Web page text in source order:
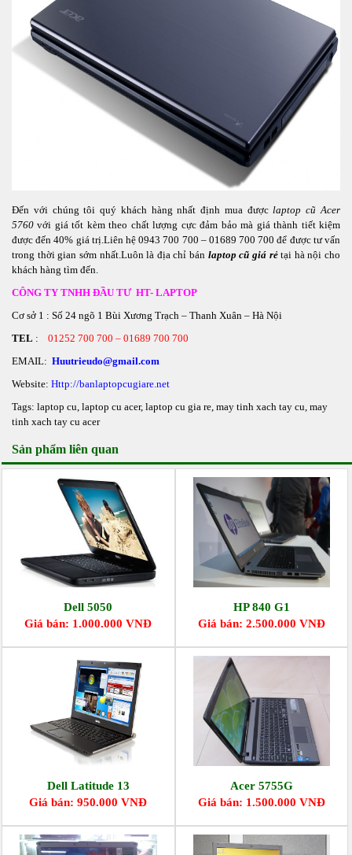
Đến với chúng tôi quý khách hàng nhất định mua đượclaptop cũ Acer
5760 với giá tốt kèm theo chất lượng cực đảm bảo mà giá thành tiết kiệm
được đến 40% giá trị.Liên hệ 0943 700 700 – 01689 700 700 để được tư vấn
trong thời gian sớm nhất.Luôn là địa chỉ bán laptop cũ giá rẻtại hà nội cho
khách hàng tìm đến.
CÔNG TY TNHH ĐẦU TƯ HT- LAPTOP
Cơ sở 1 : Số 24 ngõ 1 Bùi Xương Trạch – Thanh Xuân – Hà Nội
TEL : 01252 700 700 – 01689 700 700
EMAIL: Huutrieudo@gmail.com
Website: Http://banlaptopcugiare.net
Tags: laptop cu, laptop cu acer, laptop cu gia re, may tinh xach tay cu, may
tinh xach tay cu acer
Sản phẩm liên quan
Dell 5050
Giá bán: 1.000.000 VNĐ
HP 840 G1
Giá bán: 2.500.000 VNĐ
Dell Latitude 13
Giá bán: 950.000 VNĐ
Acer 5755G
Giá bán: 1.500.000 VNĐ